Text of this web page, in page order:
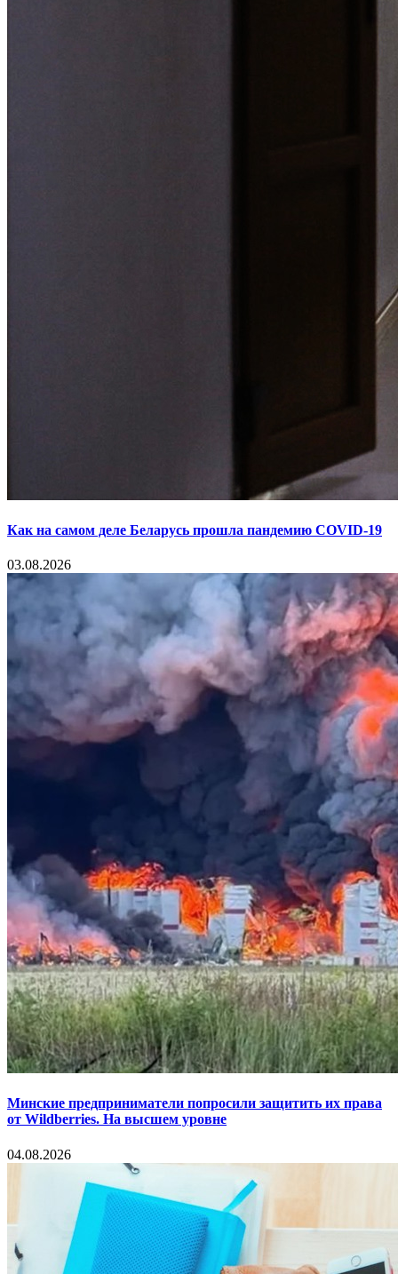
Как на самом деле Беларусь прошла пандемию COVID-19
03.08.2026
Минские предприниматели попросили защитить их права
от Wildberries. На высшем уровне
04.08.2026